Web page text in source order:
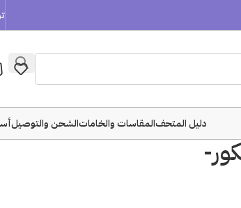
دليل المتحفالمقاسات والخاماتالشحن والتوصيل